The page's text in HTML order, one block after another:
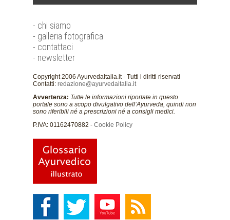
- chi siamo
- galleria fotografica
- contattaci
- newsletter
Copyright 2006 AyurvedaItalia.it - Tutti i diritti riservati
Contatti: redazione@ayurvedaitalia.it
Avvertenza: Tutte le informazioni riportate in questo
portale sono a scopo divulgativo dell’Ayurveda, quindi non
sono riferibili né a prescrizioni né a consigli medici.
P.IVA: 01162470882 - Cookie Policy